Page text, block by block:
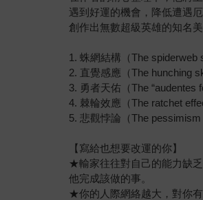
遇到好運的機會，降低遭遇厄
創作出無數超級英雄的知名
1. 蛛網結構（The
2. 直覺感應（The hunching
3. 勇者天佑（The “audentes
4. 棘輪效應（The ratchet
5. 悲觀悖論（The
【寫給也想要改運的你】
★輸家往往對自己的能力缺
他完成該做的事。
★你的人際網絡越大，對你